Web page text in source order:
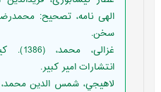
الهی نامه، تصحیح:
سخن.
غزالی،
انتشارات امیر کبیر.